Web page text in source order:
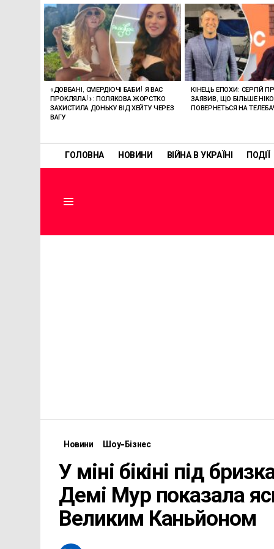
ГОЛОВНА НОВИНИ ВІЙНА В УКРАЇНІ ПОДІЇ
ОСТАННІ
СТАТТІ
«ДОВБАНІ, СМЕРДЮЧІ БАБИ! Я ВАС
ПРОКЛЯЛА!»: ПОЛЯКОВА ЖОРСТКО
ЗАХИСТИЛА ДОНЬКУ ВІД ХЕЙТУ ЧЕРЕЗ
ВАГУ
КІНЕЦЬ ЕПОХИ: СЕРГІЙ
ЗАЯВИВ, ЩО БІЛЬШЕ
ПОВЕРНЕТЬСЯ НА
Новини Шоу-Бізнес
У міні бікіні під
Демі Мур показала
Великим Каньйоном